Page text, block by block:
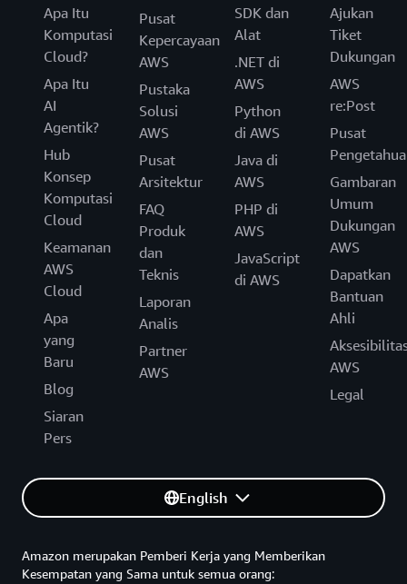
Apa Itu
Komputasi
Cloud?
Apa Itu
AI
Agentik?
Hub
Konsep
Komputasi
Cloud
Keamanan
AWS
Cloud
Apa
yang
Baru
Blog
Siaran
Pers
Pusat
Kepercayaan
AWS
Pustaka
Solusi
AWS
Pusat
Arsitektur
FAQ
Produk
dan
Teknis
Laporan
Analis
Partner
AWS
SDK dan
Alat
.NET di
AWS
Python
di AWS
Java di
AWS
PHP di
AWS
JavaScript
di AWS
Ajukan
Tiket
Dukungan
AWS
re:Post
Pusat
Gambaran
Umum
Dukungan
AWS
Dapatkan
Bantuan
Ahli
AWS
Legal
English
Amazon merupakan Pemberi Kerja yang Memberikan
Kesempatan yang Sama untuk semua orang: